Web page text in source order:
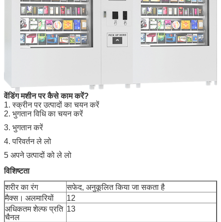
वेंडिंग मशीन पर कैसे काम करें?
1. स्क्रीन पर उत्पादों का चयन करें
2. भुगतान विधि का चयन करें
3. भुगतान करें
4. परिवर्तन ले लो
5 अपने उत्पादों को ले लो
विशिष्टता
शरीर का रंग
सफेद, अनुकूलित किया जा सकता है
मैक्स। अलमारियों
12
अधिकतम शेल्फ प्रति
चैनल
13